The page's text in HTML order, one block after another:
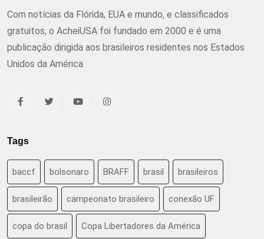
Com notícias da Flórida, EUA e mundo, e classificados
gratuitos, o AcheiUSA foi fundado em 2000 e é uma
publicação dirigida aos brasileiros residentes nos Estados
Unidos da América
Tags
baccf bolsonaro BRAFF brasil brasileiros
brasileirão campeonato brasileiro conexão UF
copa do brasil Copa Libertadores da América